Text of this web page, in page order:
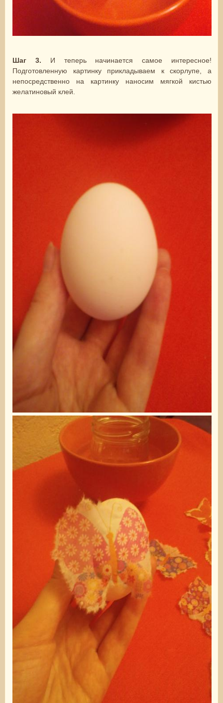
Шаг 3. И теперь начинается самое интересное!
Подготовленную картинку прикладываем к скорлупе, а
непосредственно на картинку наносим мягкой кистью
желатиновый клей.